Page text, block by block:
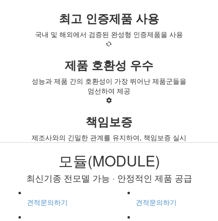
최고 인증제품 사용
국내 및 해외에서 검증된 완성형 인증제품을 사용
제품 호환성 우수
성능과 제품 간의 호환성이 가장 뛰어난 제품군들을
엄선하여 제공
책임보증
제조사와의 긴밀한 관계를 유지하여, 책임보증 실시
모듈(MODULE)
최신기종 전모델 가능 · 안정적인 제품 공급
견적문의하기 견적문의하기